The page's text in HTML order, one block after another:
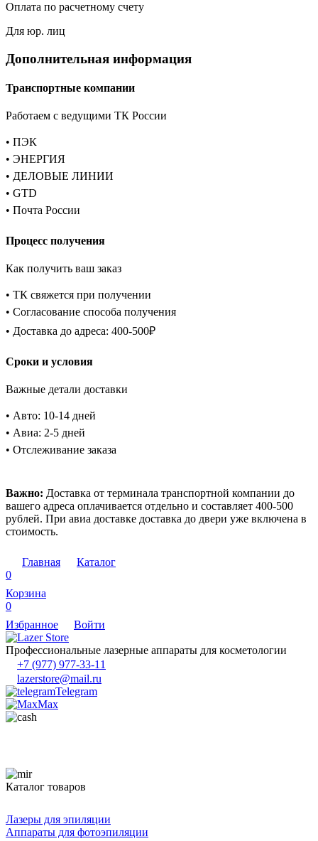
Оплата по расчетному счету
Для юр. лиц
Дополнительная информация
Транспортные компании
Работаем с ведущими ТК России
• ПЭК
• ЭНЕРГИЯ
• ДЕЛОВЫЕ ЛИНИИ
• GTD
• Почта России
Процесс получения
Как получить ваш заказ
• ТК свяжется при получении
• Согласование способа получения
• Доставка до адреса: 400-500₽
Сроки и условия
Важные детали доставки
• Авто: 10-14 дней
• Авиа: 2-5 дней
• Отслеживание заказа
Важно: Доставка от терминала транспортной компании до
вашего адреса оплачивается отдельно и составляет 400-500
рублей. При авиа доставке доставка до двери уже включена в
стоимость.
Главная
Каталог
0
Корзина
0
Избранное
Войти
Профессиональные лазерные аппараты для косметологии
+7 (977) 977-33-11
lazerstore@mail.ru
Telegram
Max
Каталог товаров
Лазеры для эпиляции
Аппараты для фотоэпиляции